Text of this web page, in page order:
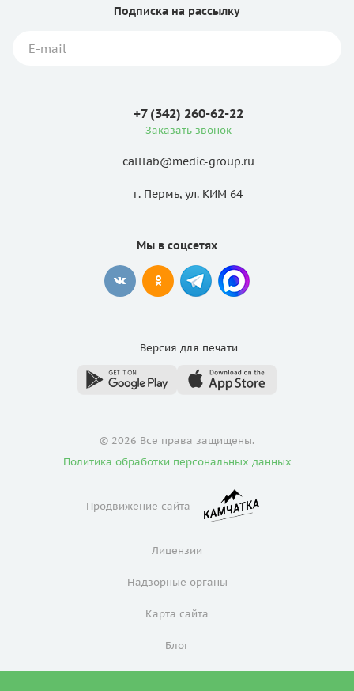
Подписка на рассылку
+7 (342) 260-62-22
Заказать звонок
calllab@medic-group.ru
г. Пермь, ул. КИМ 64
Мы в соцсетях
Версия для печати
© 2026 Все права защищены.
Политика обработки персональных данных
Продвижение сайта
Лицензии
Надзорные органы
Карта сайта
Блог